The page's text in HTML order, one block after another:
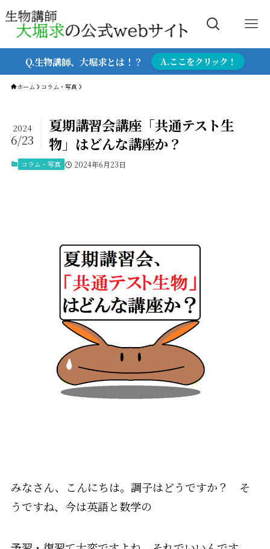
Q.生物講師、大堀求とは！？ A.ここをクリック！
ホーム コラム・写真
夏期講習会講座「共通テスト生
物」はどんな講座か？
2024
6/23
コラム・写真 2024年6月23日
みなさん、こんにちは。調子はどうですか？ そ
うですね、今は英語と数学の